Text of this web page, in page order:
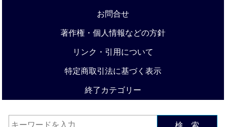
お問合せ
著作権・個人情報などの方針
リンク・引用について
特定商取引法に基づく表示
終了カテゴリー